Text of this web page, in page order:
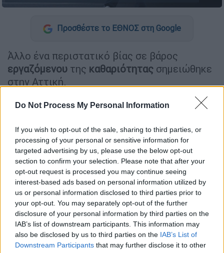
Do Not Process My Personal Information
If you wish to opt-out of the sale, sharing to third parties, or
processing of your personal or sensitive information for
targeted advertising by us, please use the below opt-out
section to confirm your selection. Please note that after your
opt-out request is processed you may continue seeing
interest-based ads based on personal information utilized by
us or personal information disclosed to third parties prior to
your opt-out. You may separately opt-out of the further
disclosure of your personal information by third parties on the
IAB’s list of downstream participants. This information may
also be disclosed by us to third parties on the IAB’s List of
Downstream Participants that may further disclose it to other
Προσθέστε το ΕΘΝΟΣ στη Google
Άλλο ένα περιστατικό βίας σε βάρος
εργαζόμενου της καθαριότητας σημειώθηκε
στην Αττική.
Σύμφωνα με όσα καταγγέλλει ο Δήμος
το βράδυ, όταν άγνωστος που επέβαινε σε
μηχανήεπιτέθηκε στον υπάλληλοκαι τον
χτύπησε, επειδή ήθελε να περάσει.
ΔΙΑΒΑΣΤΕ ΕΠΙΣΗΣ
Ελλάδα|26.06.2025 18:15
Λαμία: Ο 42χρονος δολοφόνος είχε
φτιάξει «μαύρη λίστα» με τα
πρόσωπα που τον έχουν βλάψει